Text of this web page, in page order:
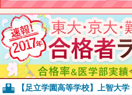
【足立学園高等学校】上智大